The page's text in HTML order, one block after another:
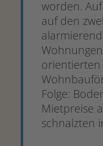
worden.
auf den
orientierten
Folge:
Mietpreise
schnalzten